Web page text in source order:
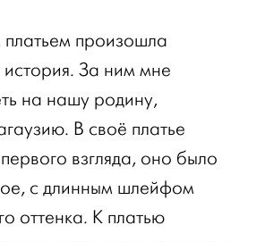
произошла
история. За ним мне
на нашу родину,
В своё платье
взгляда, оно было
с длинным шлейфом
оттенка. К платью